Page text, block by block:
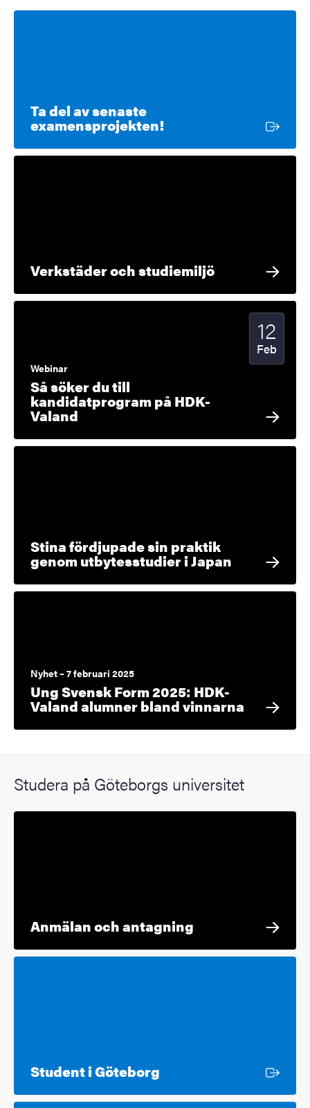
Ta del av senaste
examensprojekten!
Verkstäder och studiemiljö
Webinar
Så söker du till
kandidatprogram på HDK-
Valand
12
Feb
2026
Stina fördjupade sin praktik
genom utbytesstudier i Japan
Nyhet – 7 februari 2025
Ung Svensk Form 2025: HDK-
Valand alumner bland vinnarna
Studera på Göteborgs universitet
Anmälan och antagning
Student i Göteborg